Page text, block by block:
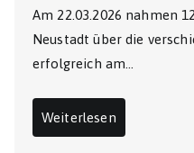
Am 22.03.2026 nahmen
Neustadt über die
erfolgreich am…
Weiterlesen